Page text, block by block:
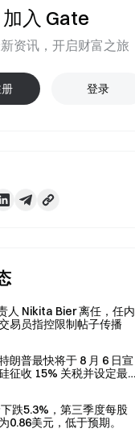
加入 Gate
资讯，开启财富之旅
登录
人 Nikita Bier 离任，任内
易员指控限制帖子传播
朗普最快将于 8 月 6 日宣
征收 15% 关税并设定最
跌5.3%，第三季度每股
0.86美元，低于预期。